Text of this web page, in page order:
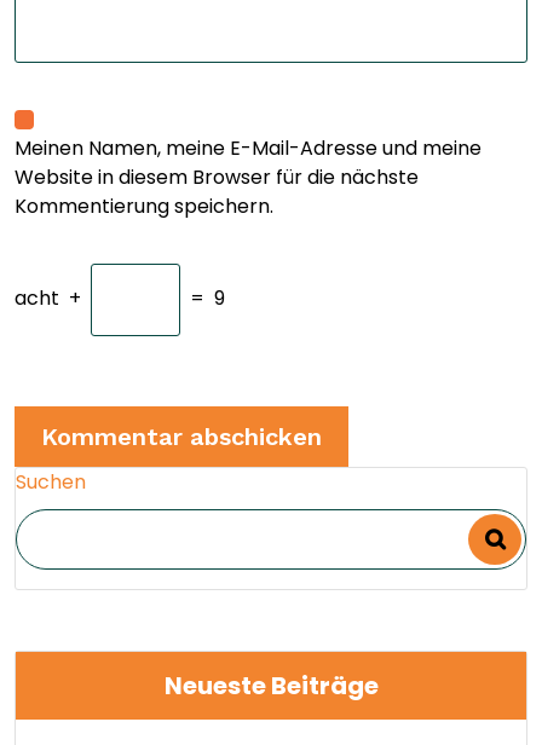
Meinen Namen, meine E-Mail-Adresse und meine
Website in diesem Browser für die nächste
Kommentierung speichern.
acht + = 9
Suchen
Neueste Beiträge